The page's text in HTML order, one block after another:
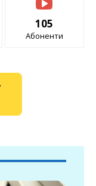
105
Абоненти